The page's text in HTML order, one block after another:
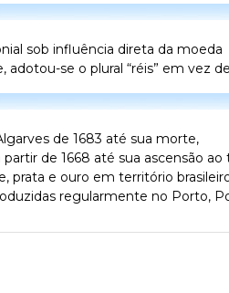
sob influência direta da moeda
se o plural “réis” em vez de
de 1683 até sua morte,
de 1668 até sua ascensão ao
prata e ouro em território
regularmente no Porto,